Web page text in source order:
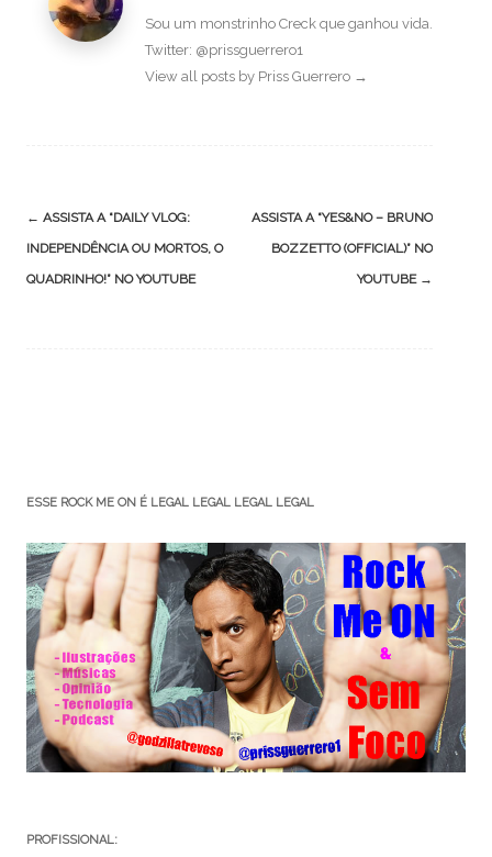
Sou um monstrinho Creck que ganhou vida.
Twitter: @prissguerrero1
View all posts by Priss Guerrero →
Post
navigation
← ASSISTA A “DAILY VLOG:
INDEPENDÊNCIA OU MORTOS, O
QUADRINHO!” NO YOUTUBE
ASSISTA A “YES&NO – BRUNO
BOZZETTO (OFFICIAL)” NO
YOUTUBE →
ESSE ROCK ME ON É LEGAL LEGAL LEGAL LEGAL
PROFISSIONAL: